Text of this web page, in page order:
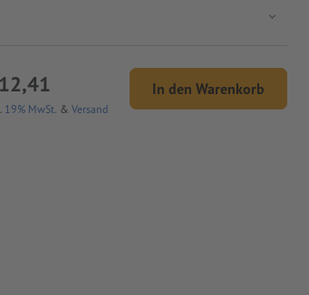
19% MwSt. & Versand
In den Warenkorb